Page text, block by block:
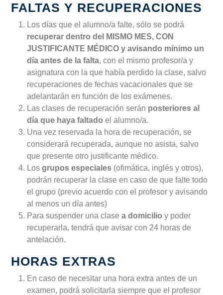
FALTAS Y RECUPERACIONES
Los días que el alumno/a falte, sólo se podrá
recuperar dentro del MISMO MES, CON
JUSTIFICANTE MÉDICO y avisando mínimo un
día antes de la falta, con el mismo profesor/a y
asignatura con la que había perdido la clase, salvo
recuperaciones de fechas vacacionales que se
adelantarán en función de los exámenes.
Las clases de recuperación serán posteriores al
día que haya faltado el alumno/a.
Una vez reservada la hora de recuperación, se
considerará recuperada, aunque no asista, salvo
que presente otro justificante médico.
Los grupos especiales (ofimática, inglés y otros),
podrán recuperar la clase en caso de que falte todo
el grupo (previo acuerdo con el profesor y avisando
al menos un día antes)
Para suspender una clase a domicilio y poder
recuperarla, tendrá que avisar con 24 horas de
antelación.
HORAS EXTRAS
En caso de necesitar una hora extra antes de un
examen, podrá solicitarla siempre que el profesor